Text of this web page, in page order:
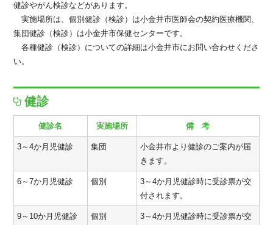
健診やがん検診などがあります。
実施場所は、個別健診（検診）は小金井市医師会の契約医療機関、
集団健診（検診）は小金井市保健センターです。
各種健診（検診）についての詳細は小金井市にお問い合わせくださ
い。
健診
健診名 実施場所 備 考
3～4か月児健診 集団
小金井市より健診のご案内が届
きます。
6～7か月児健診 個別
3～4か月児健診時に受診票が交
付されます。
9～10か月児健診 個別
3～4か月児健診時に受診票が交